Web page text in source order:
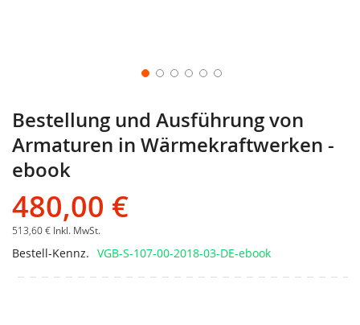
Bestellung und Ausführung von
Armaturen in Wärmekraftwerken -
ebook
480,00 €
513,60 € Inkl. MwSt.
Bestell-Kennz. VGB-S-107-00-2018-03-DE-ebook